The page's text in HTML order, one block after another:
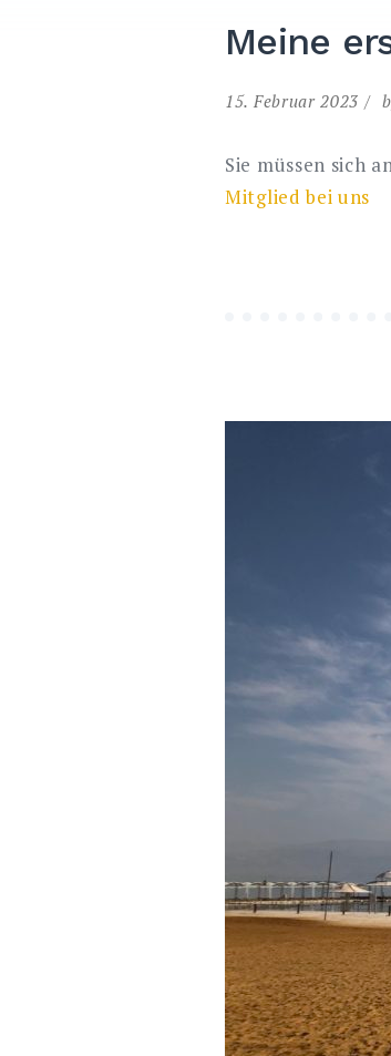
Meine
15. Februar 2023
Sie müssen sich
Mitglied bei uns